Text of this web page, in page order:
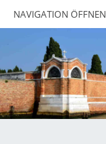
NAVIGATION ÖFFNEN